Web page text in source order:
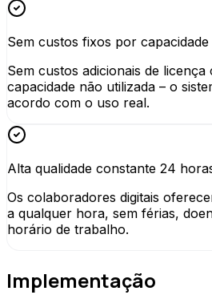
Sem custos fixos por
Sem custos adicionais de
capacidade não utilizada – o
acordo com o uso real.
Alta qualidade constante 24
Os colaboradores digitais
a qualquer hora, sem férias,
horário de trabalho.
Implementação